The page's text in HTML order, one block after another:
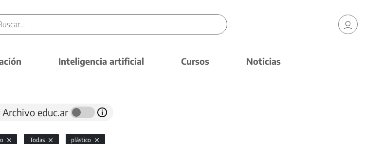
Inteligencia artificial Cursos Noticias
educ.ar
Todas plástico